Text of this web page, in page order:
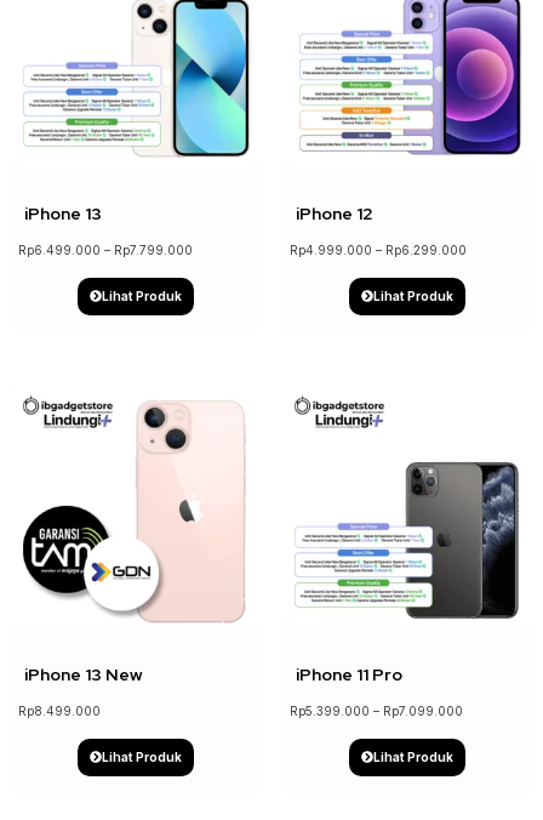
iPhone 13
Rp6.499.000 – Rp7.799.000
Lihat Produk
↓ 21%
iPhone 12
Rp4.999.000 – Rp6.299.000
Lihat Produk
iPhone 13 New
Rp8.499.000
Lihat Produk
iPhone 11 Pro
Rp5.399.000 – Rp7.099.000
Lihat Produk